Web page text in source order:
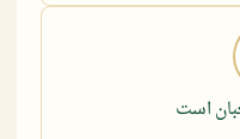
است